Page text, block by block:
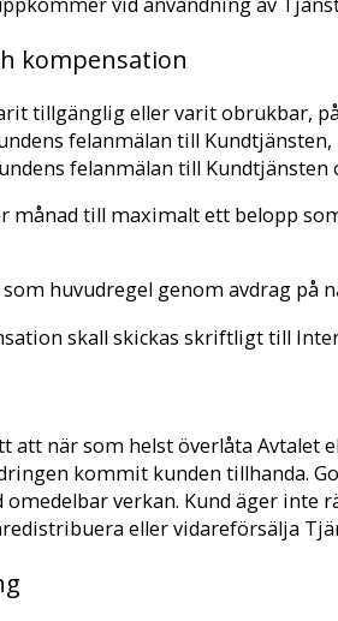
kompensation
tillgänglig eller varit obrukbar,
felanmälan till
felanmälan till
månad till maximalt ett belopp
som huvudregel genom avdrag på
skall skickas skriftligt till
att när som helst överlåta Avtalet
kommit kunden tillhanda.
omedelbar verkan. Kund äger
eller vidareförsälja